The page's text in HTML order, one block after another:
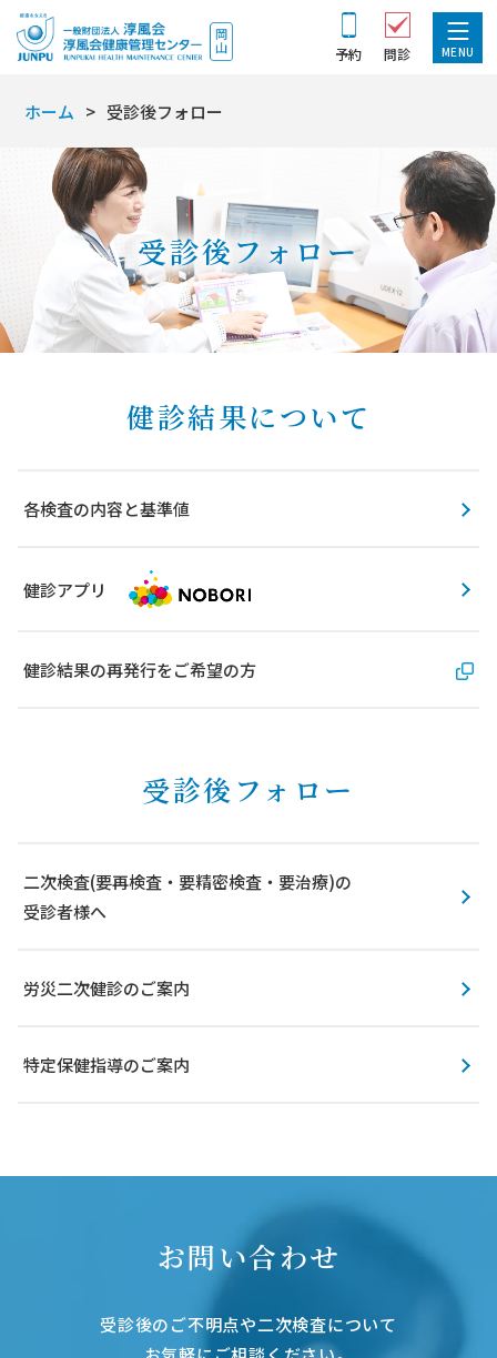
予約 問診 MENU
ホーム 受診後フォロー
受診後フォロー
健診結果について
各検査の内容と基準値
健診アプリ
健診結果の再発行をご希望の方
受診後フォロー
二次検査(要再検査・要精密検査・要治療)の
受診者様へ
労災二次健診のご案内
特定保健指導のご案内
お問い合わせ
受診後のご不明点や二次検査について